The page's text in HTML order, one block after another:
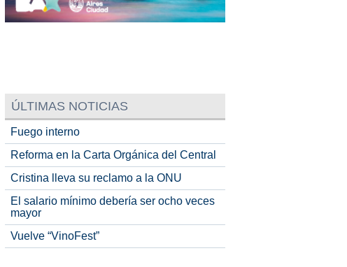
ÚLTIMAS NOTICIAS
Fuego interno
Reforma en la Carta Orgánica del Central
Cristina lleva su reclamo a la ONU
El salario mínimo debería ser ocho veces
mayor
Vuelve “VinoFest”